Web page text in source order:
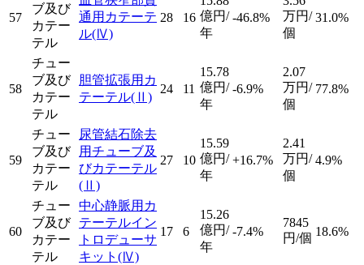
57
ブ及び
カテー
テル
通用カテーテ
ル(Ⅳ)
28 16 億円/
年
-46.8%
万円/
個
31.0%
58
チュー
ブ及び
カテー
テル
胆管拡張用カ
テーテル(Ⅱ)
24 11
15.78
億円/
年
-6.9%
2.07
万円/
個
77.8%
59
チュー
ブ及び
カテー
テル
尿管結石除去
用チューブ及
びカテーテル
(Ⅱ)
27 10
15.59
億円/
年
+16.7%
2.41
万円/
個
4.9%
60
チュー
ブ及び
カテー
テル
中心静脈用カ
テーテルイン
トロデューサ
キット (Ⅳ)
17 6
15.26
億円/
年
-7.4%
7845
円/個 18.6%